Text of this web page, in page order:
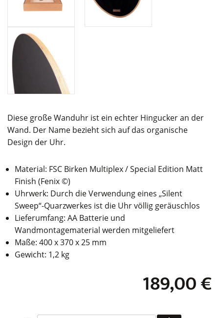
Diese große Wanduhr ist ein echter Hingucker an der
Wand. Der Name bezieht sich auf das organische
Design der Uhr.
Material: FSC Birken Multiplex / Special Edition Matt
Finish (Fenix ©)
Uhrwerk: Durch die Verwendung eines „Silent
Sweep“-Quarzwerkes ist die Uhr völlig geräuschlos
Lieferumfang: AA Batterie und
Wandmontagematerial werden mitgeliefert
Maße: 400 x 370 x 25 mm
Gewicht: 1,2 kg
189,00€